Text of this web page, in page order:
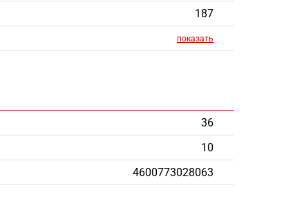
187
показать
36
10
4600773028063